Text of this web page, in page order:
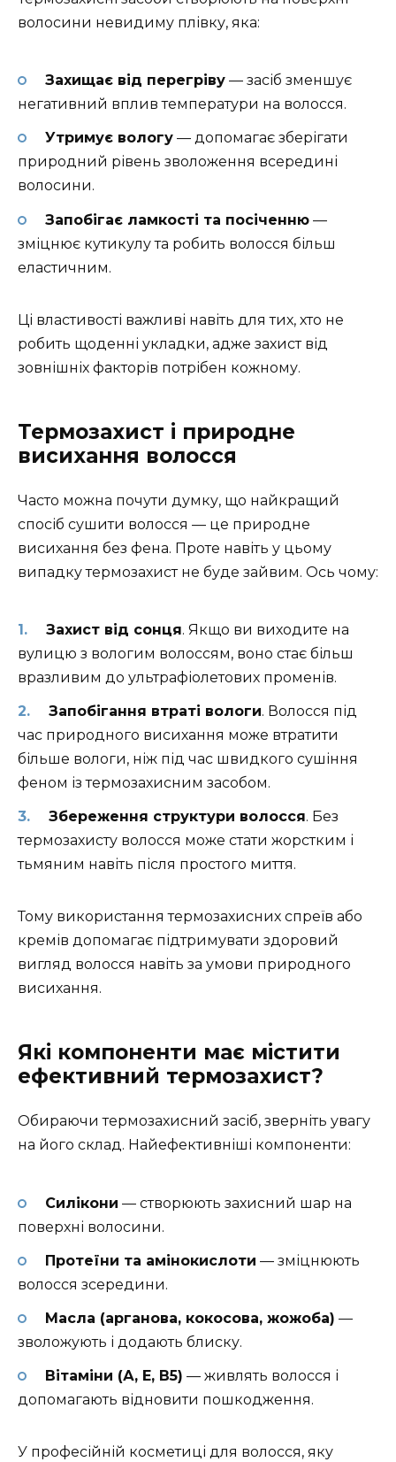
волосини невидиму плівку, яка:
Захищає від перегріву— засіб зменшує
негативний вплив температури на волосся.
Утримує вологу— допомагає зберігати
природний рівень зволоження всередині
волосини.
Запобігає ламкості та посіченню—
зміцнює кутикулу та робить волосся більш
еластичним.
Ці властивості важливі навіть для тих, хто не
робить щоденні укладки, адже захист від
зовнішніх факторів потрібен кожному.
Термозахист і природне
висихання волосся
Часто можна почути думку, що найкращий
спосіб сушити волосся — це природне
висихання без фена. Проте навіть у цьому
випадку термозахист не буде зайвим. Ось чому:
Захист від сонця. Якщо ви виходите на
вулицю з вологим волоссям, воно стає більш
вразливим до ультрафіолетових променів.
Запобігання втраті вологи. Волосся під
час природного висихання може втратити
більше вологи, ніж під час швидкого сушіння
феном із термозахисним засобом.
Збереження структури волосся. Без
термозахисту волосся може стати жорстким і
тьмяним навіть після простого миття.
Тому використання термозахисних спреїв або
кремів допомагає підтримувати здоровий
вигляд волосся навіть за умови природного
висихання.
Які компоненти має містити
ефективний термозахист?
Обираючи термозахисний засіб, зверніть увагу
на його склад. Найефективніші компоненти:
Силікони — створюють захисний шар на
поверхні волосини.
Протеїни та амінокислоти — зміцнюють
волосся зсередини.
Масла (арганова, кокосова, жожоба) —
зволожують і додають блиску.
Вітаміни (А, Е, В5) — живлять волосся і
допомагають відновити пошкодження.
У професійній косметиці для волосся, яку